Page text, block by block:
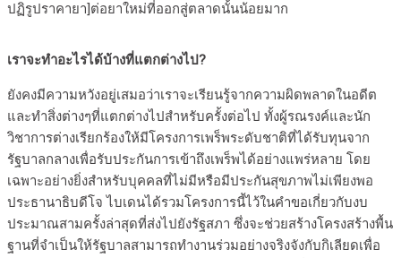
ปฏิรูปราคายา]ต่อยาใหม่ที่ออกสู่ตลาดนั้นน้อยมาก
เราจะทำอะไรได้บ้างที่แตกต่างไป?
ยังคงมีความหวังอยู่เสมอว่าเราจะเรียนรู้จากความผิดพลาดในอดีต
และทำสิ่งต่างๆที่แตกต่างไปสำหรับครั้งต่อไป ทั้งผู้รณรงค์และนัก
วิชาการต่างเรียกร้องให้มีโครงการเพร็พระดับชาติที่ได้รับทุนจาก
รัฐบาลกลางเพื่อรับประกันการเข้าถึงเพร็พได้อย่างแพร่หลาย โดย
เฉพาะอย่างยิ่งสำหรับบุคคลที่ไม่มีหรือมีประกันสุขภาพไม่เพียงพอ
ประธานาธิบดีโจ ไบเดนได้รวมโครงการนี้ไว้ในคำขอเกี่ยวกับงบ
ประมาณสามครั้งล่าสุดที่ส่งไปยังรัฐสภา ซึ่งจะช่วยสร้างโครงสร้างพื้น
ฐานที่จำเป็นให้รัฐบาลสามารถทำงานร่วมอย่างจริงจังกับกิเลียดเพื่อ